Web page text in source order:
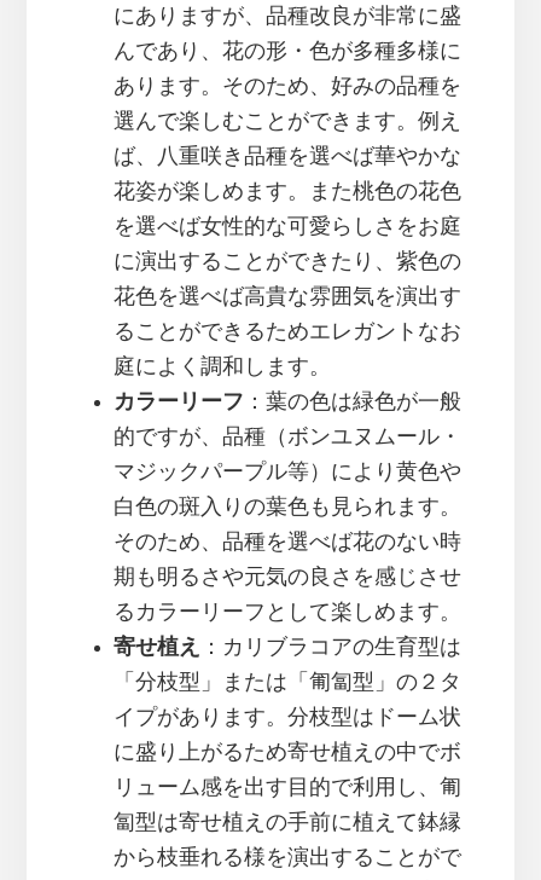
にありますが、品種改良が非常に盛
んであり、花の形・色が多種多様に
あります。そのため、好みの品種を
選んで楽しむことができます。例え
ば、八重咲き品種を選べば華やかな
花姿が楽しめます。また桃色の花色
を選べば女性的な可愛らしさをお庭
に演出することができたり、紫色の
花色を選べば高貴な雰囲気を演出す
ることができるためエレガントなお
庭によく調和します。
カラーリーフ ：葉の色は緑色が一般
的ですが、品種（ボンユヌムール・
マジックパープル等）により黄色や
白色の斑入りの葉色も見られます。
そのため、品種を選べば花のない時
期も明るさや元気の良さを感じさせ
るカラーリーフとして楽しめます。
寄せ植え
：カリブラコアの生育型は
「分枝型」または「匍匐型」の２タ
イプがあります。分枝型はドーム状
に盛り上がるため寄せ植えの中でボ
リューム感を出す目的で利用し、匍
匐型は寄せ植えの手前に植えて鉢縁
から枝垂れる様を演出することがで